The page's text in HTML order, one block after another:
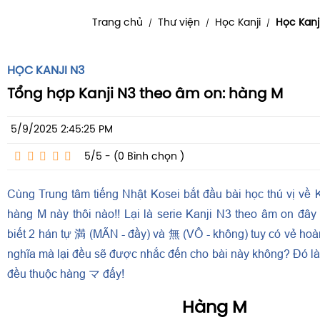
Trang chủ / Thư viện / Học Kanji / Học
HỌC KANJI N3
Tổng hợp Kanji N3 theo âm on: hàng M
5/9/2025 2:45:25 PM
5/5 - (0 Bình chọn )
Cùng Trung tâm tiếng Nhật Kosei bắt đầu bài học thú vị về
hàng M này thôi nào!! Lại là serie Kanji N3 theo âm on
biết 2 hán tự 満 (MÃN - đầy) và 無 (VÔ - không) tuy có vẻ
nghĩa mà lại đều sẽ được nhắc đến cho bài này không? Đó
đều thuộc hàng マ đấy!
Hàng M